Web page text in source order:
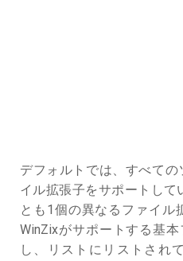
デフォルトでは、すべて
イル拡張子をサポートして
とも1個の異なるファイル
WinZixがサポートする基
し、リストにリストされ